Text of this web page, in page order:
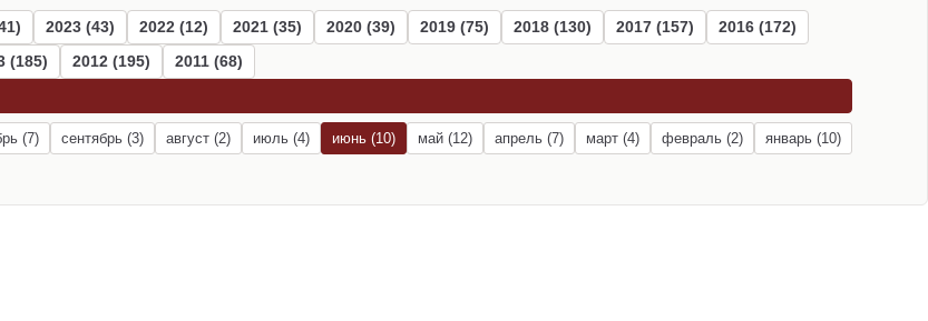
2023 (43) 2022 (12) 2021 (35) 2020 (39) 2019 (75) 2018 (130) 2017 (157)
2016 (172)
(185) 2012 (195)
2011 (68)
(7) сентябрь (3) август (2) июль (4) июнь (10) май (12) апрель (7) март (4) февраль (2) январь (10)